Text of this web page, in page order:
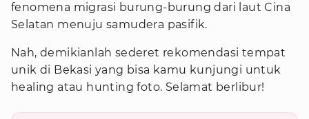
fenomena migrasi burung-burung dari laut Cina
Selatan menuju samudera pasifik.
Nah, demikianlah sederet rekomendasi tempat
unik di Bekasi yang bisa kamu kunjungi untuk
healing atau hunting foto. Selamat berlibur!